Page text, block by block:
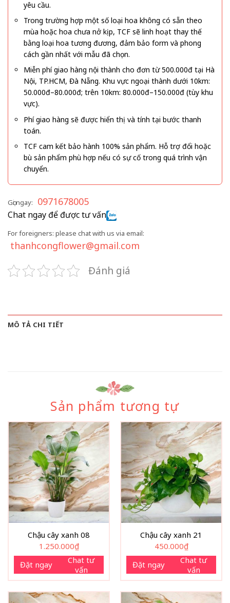
yêu cầu.
Trong trường hợp một số loại hoa không có sẵn theo
mùa hoặc hoa chưa nở kịp, TCF sẽ linh hoạt thay thế
bằng loại hoa tương đương, đảm bảo form và phong
cách gần nhất với mẫu đã chọn.
Miễn phí giao hàng nội thành cho đơn từ 500.000đ tại Hà
Nội, TP.HCM, Đà Nẵng. Khu vực ngoại thành dưới 10km:
50.000đ–80.000đ; trên 10km: 80.000đ–150.000đ (tùy khu
vực).
Phí giao hàng sẽ được hiển thị và tính tại bước thanh
toán.
TCF cam kết bảo hành 100% sản phẩm. Hỗ trợ đổi hoặc
bù sản phẩm phù hợp nếu có sự cố trong quá trình vận
chuyển.
Gọi ngay: 0971678005
Chat ngay để được tư vấn
For foreigners: please chat with us via email:
thanhcongflower@gmail.com
Đánh giá
MÔ TẢ CHI TIẾT
Sản phẩm tương tự
Chậu cây xanh 08
1.250.000₫
Đặt ngay
Chat tư
vấn
Chậu cây xanh 21
450.000₫
Đặt ngay
Chat tư
vấn